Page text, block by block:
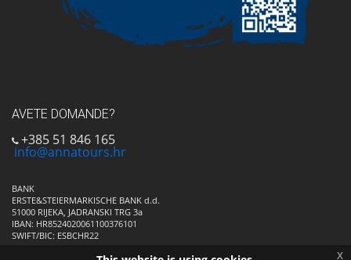
AVETE DOMANDE?
+385 51 846 165
info@annatours.hr
BANK
ERSTE&STEIERMARKISCHE BANK d.d.
51000 RIJEKA, JADRANSKI TRG 3a
IBAN: HR8524020061100376101
SWIFT/BIC: ESBCHR22
x